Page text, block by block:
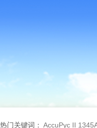
热门关键词： AccuPyc II